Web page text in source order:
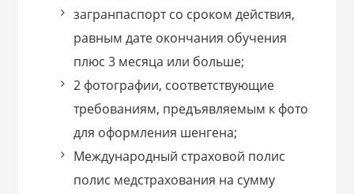
загранпаспорт со сроком действия,
равным дате окончания обучения
плюс 3 месяца или больше;
2 фотографии, соответствующие
требованиям, предъявляемым к фото
для оформления шенгена;
Международный страховой полис
полис медстрахования на сумму